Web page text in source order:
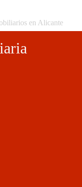
en Alicante